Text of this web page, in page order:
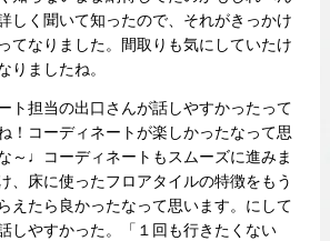
しく聞いて知ったので、それがきっかけ
てなりました。間取りも気にしていたけ
りましたね。
ト担当の出口さんが話しやすかったって
！コーディネートが楽しかったなって思
～♩コーディネートもスムーズに進みま
、床に使ったフロアタイルの特徴をもう
えたら良かったなって思います。にして
しやすかった。「１回も行きたくない